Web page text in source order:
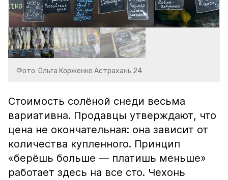
Фото: Ольга Корженко Астрахань 24
Стоимость солёной снеди весьма
вариативна. Продавцы утверждают, что
цена не окончательная: она зависит от
количества купленного. Принцип
«берёшь больше — платишь меньше»
работает здесь на все сто. Чехонь